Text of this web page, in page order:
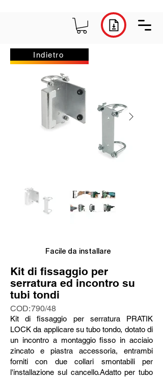
Indietro
Facile da installare
Kit di fissaggio per
serratura ed incontro su
tubi tondi
COD:790/48
Kit di fissaggio per serratura PRATIK
LOCK da applicare su tubo tondo, dotato di
un incontro a montaggio fisso in acciaio
zincato e piastra accessoria, entrambi
forniti con due collari smontabili per
l'installazione sul cancello.Adatto per tubo